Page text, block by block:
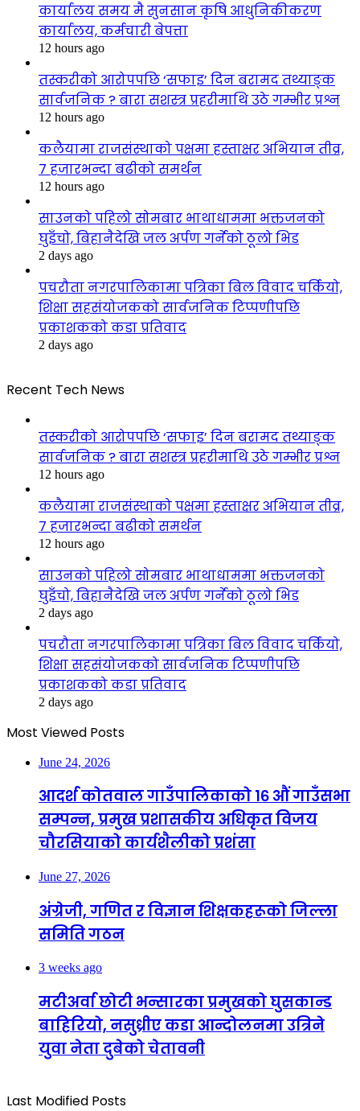
कार्यालय समय मै सुनसान कृषि आधुनिकीकरण
कार्यालय, कर्मचारी बेपत्ता
12 hours ago
तस्करीको आरोपपछि ‘सफाइ’ दिन बरामद तथ्याङ्क
सार्वजनिक ? बारा सशस्त्र प्रहरीमाथि उठे गम्भीर प्रश्न
12 hours ago
कलैयामा राजसंस्थाको पक्षमा हस्ताक्षर अभियान तीव्र,
७ हजारभन्दा बढीको समर्थन
12 hours ago
साउनको पहिलो सोमबार भाथाधाममा भक्तजनको
घुइँचो, बिहानैदेखि जल अर्पण गर्नेको ठूलो भिड
2 days ago
पचरौता नगरपालिकामा पत्रिका बिल विवाद चर्कियो,
शिक्षा सहसंयोजकको सार्वजनिक टिप्पणीपछि
प्रकाशकको कडा प्रतिवाद
2 days ago
Recent Tech News
तस्करीको आरोपपछि ‘सफाइ’ दिन बरामद तथ्याङ्क
सार्वजनिक ? बारा सशस्त्र प्रहरीमाथि उठे गम्भीर प्रश्न
12 hours ago
कलैयामा राजसंस्थाको पक्षमा हस्ताक्षर अभियान तीव्र,
७ हजारभन्दा बढीको समर्थन
12 hours ago
साउनको पहिलो सोमबार भाथाधाममा भक्तजनको
घुइँचो, बिहानैदेखि जल अर्पण गर्नेको ठूलो भिड
2 days ago
पचरौता नगरपालिकामा पत्रिका बिल विवाद चर्कियो,
शिक्षा सहसंयोजकको सार्वजनिक टिप्पणीपछि
प्रकाशकको कडा प्रतिवाद
2 days ago
Most Viewed Posts
June 24, 2026
आदर्श कोतवाल गाउँपालिकाको १६ औं गाउँसभा
सम्पन्न, प्रमुख प्रशासकीय अधिकृत विजय
चौरसियाको कार्यशैलीको प्रशंसा
June 27, 2026
अंग्रेजी, गणित र विज्ञान शिक्षकहरूको जिल्ला
समिति गठन
3 weeks ago
मटीअर्वा छोटी भन्सारका प्रमुखको घुसकान्ड
बाहिरियो, नसुध्रीए कडा आन्दोलनमा उत्रिने
युवा नेता दुबेको चेतावनी
Last Modified Posts